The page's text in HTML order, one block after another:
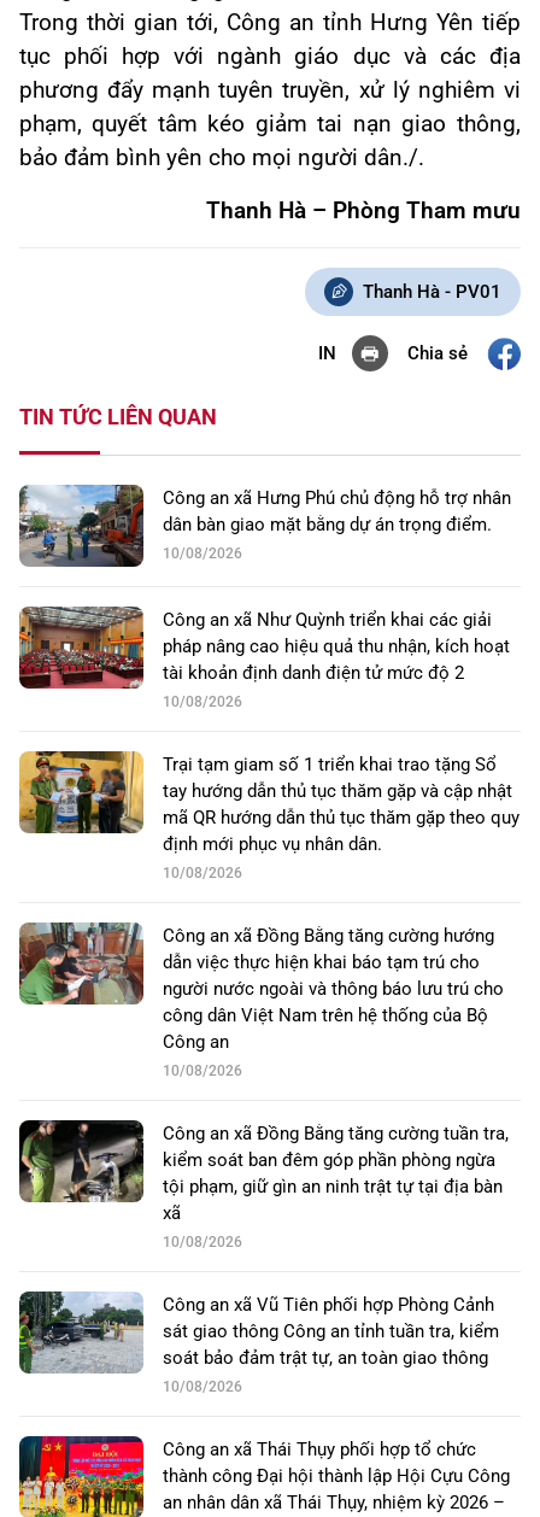
Trong thời gian tới, Công an tỉnh Hưng Yên tiếp
tục phối hợp với ngành giáo dục và các địa
phương đẩy mạnh tuyên truyền, xử lý nghiêm vi
phạm, quyết tâm kéo giảm tai nạn giao thông,
bảo đảm bình yên cho mọi người dân./.
Thanh Hà – Phòng Tham mưu
Thanh Hà - PV01
IN Chia sẻ
TIN TỨC LIÊN QUAN
Công an xã Hưng Phú chủ động hỗ trợ nhân
dân bàn giao mặt bằng dự án trọng điểm.
10/08/2026
Công an xã Như Quỳnh triển khai các giải
pháp nâng cao hiệu quả thu nhận, kích hoạt
tài khoản định danh điện tử mức độ 2
10/08/2026
Trại tạm giam số 1 triển khai trao tặng Sổ
tay hướng dẫn thủ tục thăm gặp và cập nhật
mã QR hướng dẫn thủ tục thăm gặp theo quy
định mới phục vụ nhân dân.
10/08/2026
Công an xã Đồng Bằng tăng cường hướng
dẫn việc thực hiện khai báo tạm trú cho
người nước ngoài và thông báo lưu trú cho
công dân Việt Nam trên hệ thống của Bộ
Công an
10/08/2026
Công an xã Đồng Bằng tăng cường tuần tra,
kiểm soát ban đêm góp phần phòng ngừa
tội phạm, giữ gìn an ninh trật tự tại địa bàn
xã
10/08/2026
Công an xã Vũ Tiên phối hợp Phòng Cảnh
sát giao thông Công an tỉnh tuần tra, kiểm
soát bảo đảm trật tự, an toàn giao thông
10/08/2026
Công an xã Thái Thụy phối hợp tổ chức
thành công Đại hội thành lập Hội Cựu Công
an nhân dân xã Thái Thụy, nhiệm kỳ 2026 –